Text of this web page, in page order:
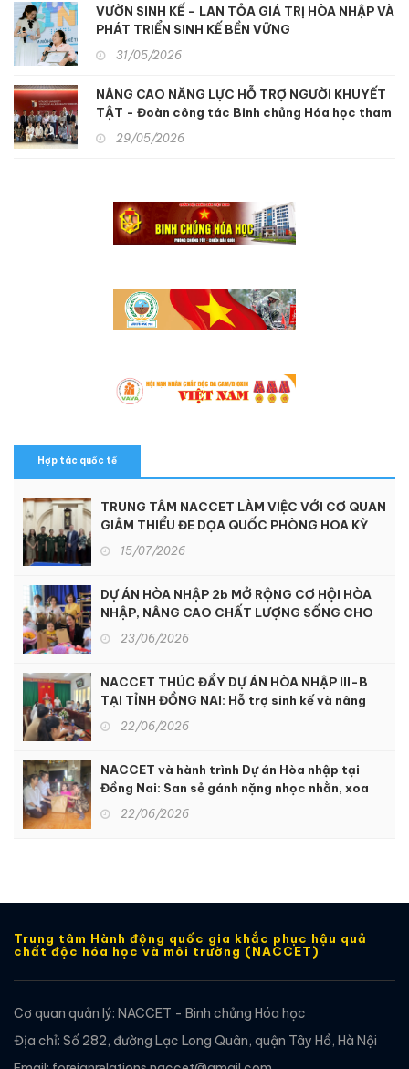
VƯỜN SINH KẾ – LAN TỎA GIÁ TRỊ HÒA NHẬP VÀ
PHÁT TRIỂN SINH KẾ BỀN VỮNG
31/05/2026
NÂNG CAO NĂNG LỰC HỖ TRỢ NGƯỜI KHUYẾT
TẬT - Đoàn công tác Binh chủng Hóa học tham
quan, học tập kinh nghiệm hỗ trợ người khuyết
tật và nạn nhân chất độc da cam tại Nhật Bản
29/05/2026
Hợp tác quốc tế
TRUNG TÂM NACCET LÀM VIỆC VỚI CƠ QUAN
GIẢM THIỂU ĐE DỌA QUỐC PHÒNG HOA KỲ
15/07/2026
DỰ ÁN HÒA NHẬP 2b MỞ RỘNG CƠ HỘI HÒA
NHẬP, NÂNG CAO CHẤT LƯỢNG SỐNG CHO
NGƯỜI KHUYẾT TẬT TẠI KON TUM
23/06/2026
NACCET THÚC ĐẨY DỰ ÁN HÒA NHẬP III-B
TẠI TỈNH ĐỒNG NAI: Hỗ trợ sinh kế và nâng
cao dịch vụ phục hồi chức năng để hỗ trợ
người khuyết tật và nạn nhân chất độc da
22/06/2026
NACCET và hành trình Dự án Hòa nhập tại
Đồng Nai: San sẻ gánh nặng nhọc nhằn, xoa
dịu nỗi đau da cam
22/06/2026
Trung tâm Hành động quốc gia khắc phục hậu quả
chất độc hóa học và môi trường (NACCET)
Cơ quan quản lý: NACCET - Binh chủng Hóa học
Địa chỉ: Số 282, đường Lạc Long Quân, quận Tây Hồ, Hà Nội